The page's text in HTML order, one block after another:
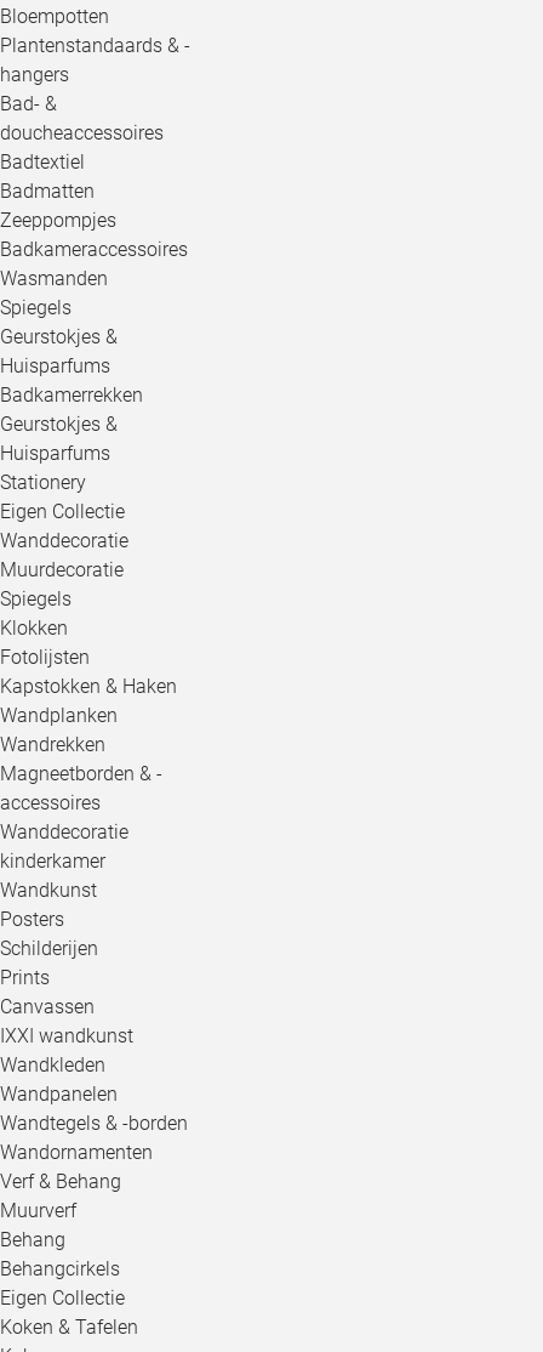
Bloempotten
Plantenstandaards & -
hangers
Bad- &
doucheaccessoires
Badtextiel
Badmatten
Zeeppompjes
Badkameraccessoires
Wasmanden
Spiegels
Geurstokjes &
Huisparfums
Badkamerrekken
Geurstokjes &
Huisparfums
Stationery
Eigen Collectie
Wanddecoratie
Muurdecoratie
Spiegels
Klokken
Fotolijsten
Kapstokken & Haken
Wandplanken
Wandrekken
Magneetborden & -
accessoires
Wanddecoratie
kinderkamer
Wandkunst
Posters
Schilderijen
Prints
Canvassen
IXXI wandkunst
Wandkleden
Wandpanelen
Wandtegels & -borden
Wandornamenten
Verf & Behang
Muurverf
Behang
Behangcirkels
Eigen Collectie
Koken & Tafelen